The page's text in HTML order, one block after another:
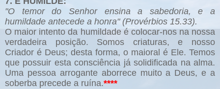
"O temor do Senhor ensina a sabedoria, e a
humildade antecede a honra" (Provérbios 15.33).
O maior intento da humildade é colocar-nos na nossa
verdadeira posição. Somos criaturas, e nosso
Criador é Deus; desta forma, o maioral é Ele. Temos
que possuir esta consciência já solidificada na alma.
Uma pessoa arrogante aborrece muito a Deus, e a
soberba precede a ruína.****